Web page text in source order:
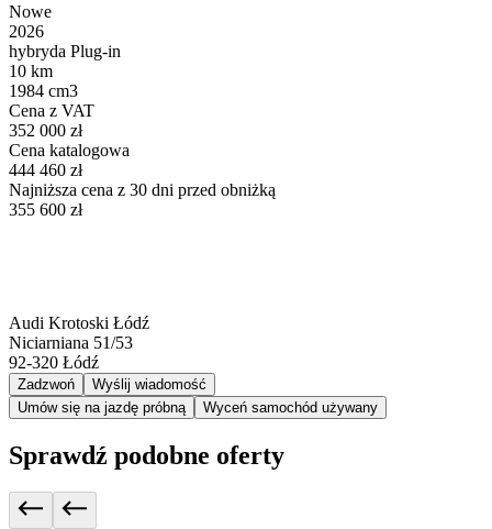
Nowe
2026
hybryda Plug-in
10 km
1984 cm3
Cena z VAT
352 000 zł
Cena katalogowa
444 460 zł
Najniższa cena z 30 dni przed obniżką
355 600 zł
Audi Krotoski Łódź
Niciarniana 51/53
92-320 Łódź
Zadzwoń
Wyślij wiadomość
Umów się na jazdę próbną
Wyceń samochód używany
Sprawdź podobne oferty